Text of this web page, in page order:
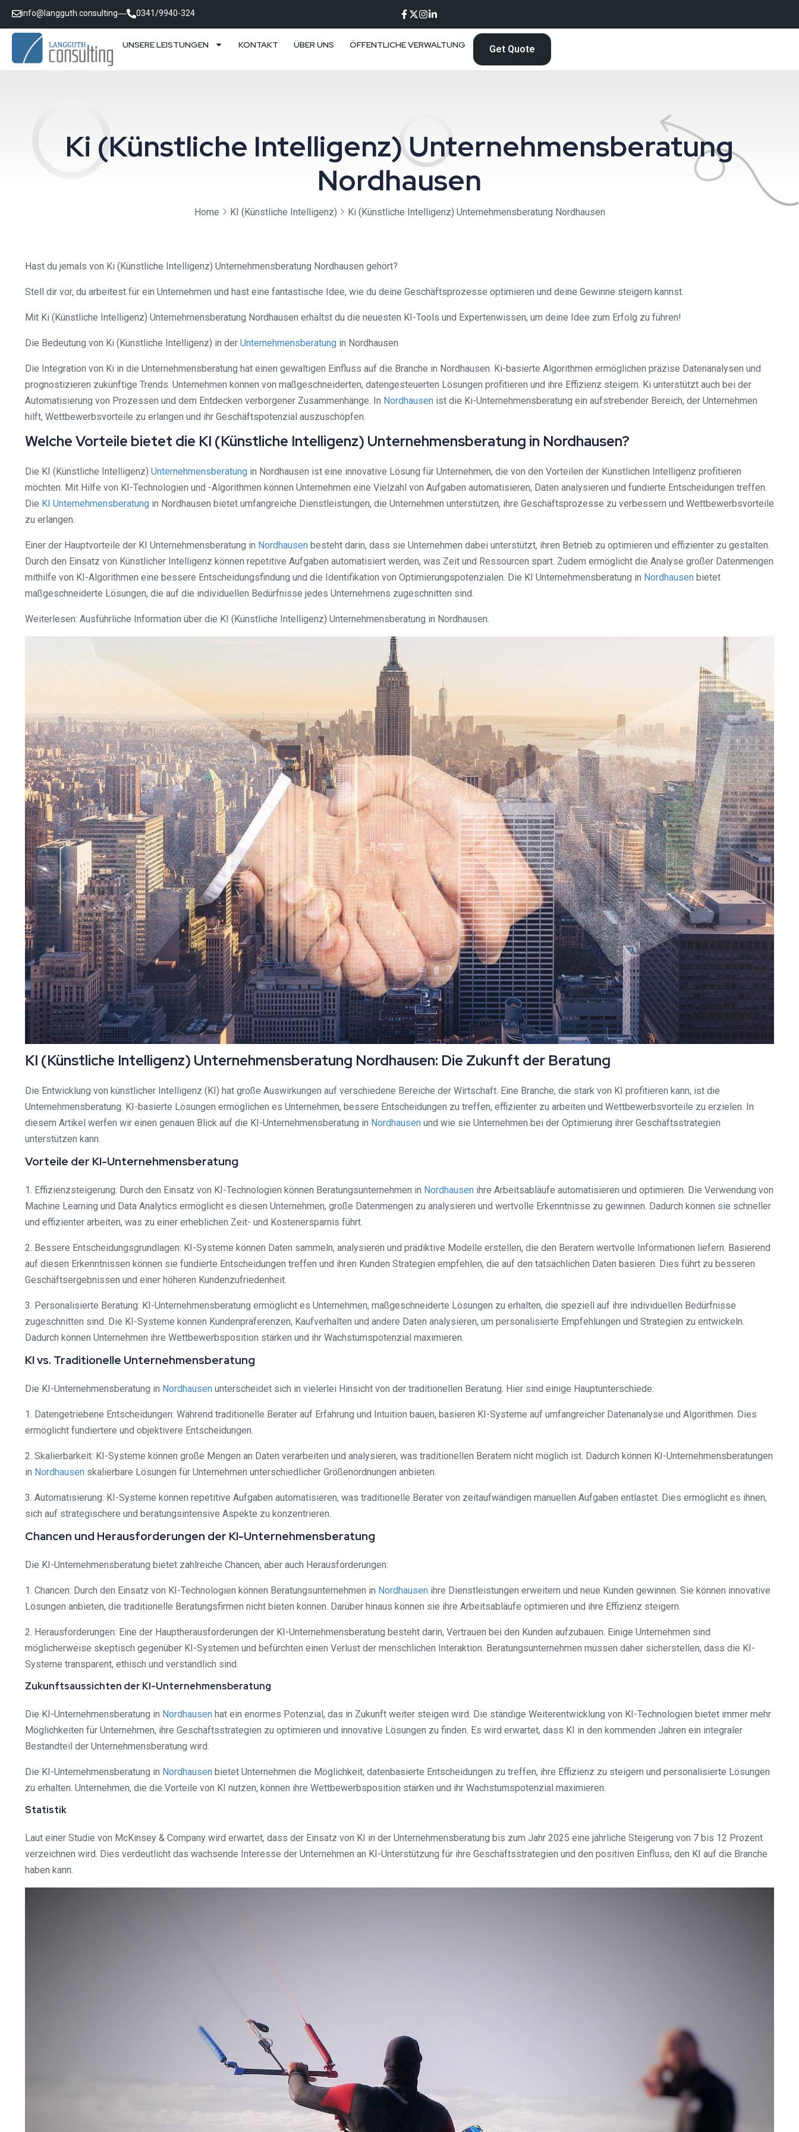
info@langguth.consulting 0341/9940-324
UNSERE LEISTUNGEN KONTAKT ÜBER UNS ÖFFENTLICHE VERWALTUNG Get Quote
Ki (Künstliche Intelligenz) Unternehmensberatung
Nordhausen
Home KI (Künstliche Intelligenz) Ki (Künstliche Intelligenz) Unternehmensberatung Nordhausen
Hast du jemals von Ki (Künstliche Intelligenz) Unternehmensberatung Nordhausen gehört?
Stell dir vor, du arbeitest für ein Unternehmen und hast eine fantastische Idee, wie du deine Geschäftsprozesse optimieren und deine Gewinne steigern kannst.
Mit Ki (Künstliche Intelligenz) Unternehmensberatung Nordhausen erhältst du die neuesten KI-Tools und Expertenwissen, um deine Idee zum Erfolg zu führen!
Die Bedeutung von Ki (Künstliche Intelligenz) in der Unternehmensberatung in Nordhausen
Die Integration von Ki in die Unternehmensberatung hat einen gewaltigen Einfluss auf die Branche in Nordhausen. Ki-basierte Algorithmen ermöglichen präzise Datenanalysen und
prognostizieren zukünftige Trends. Unternehmen können von maßgeschneiderten, datengesteuerten Lösungen profitieren und ihre Effizienz steigern. Ki unterstützt auch bei der
Automatisierung von Prozessen und dem Entdecken verborgener Zusammenhänge. In Nordhausen ist die Ki-Unternehmensberatung ein aufstrebender Bereich, der Unternehmen
hilft, Wettbewerbsvorteile zu erlangen und ihr Geschäftspotenzial auszuschöpfen.
Welche Vorteile bietet die KI (Künstliche Intelligenz) Unternehmensberatung in Nordhausen?
Die KI (Künstliche Intelligenz) Unternehmensberatung in Nordhausen ist eine innovative Lösung für Unternehmen, die von den Vorteilen der Künstlichen Intelligenz profitieren
möchten. Mit Hilfe von KI-Technologien und -Algorithmen können Unternehmen eine Vielzahl von Aufgaben automatisieren, Daten analysieren und fundierte Entscheidungen treffen.
Die KI Unternehmensberatung in Nordhausen bietet umfangreiche Dienstleistungen, die Unternehmen unterstützen, ihre Geschäftsprozesse zu verbessern und Wettbewerbsvorteile
zu erlangen.
Einer der Hauptvorteile der KI Unternehmensberatung in Nordhausen besteht darin, dass sie Unternehmen dabei unterstützt, ihren Betrieb zu optimieren und effizienter zu gestalten.
Durch den Einsatz von Künstlicher Intelligenz können repetitive Aufgaben automatisiert werden, was Zeit und Ressourcen spart. Zudem ermöglicht die Analyse großer Datenmengen
mithilfe von KI-Algorithmen eine bessere Entscheidungsfindung und die Identifikation von Optimierungspotenzialen. Die KI Unternehmensberatung in Nordhausen bietet
maßgeschneiderte Lösungen, die auf die individuellen Bedürfnisse jedes Unternehmens zugeschnitten sind.
Weiterlesen: Ausführliche Information über die KI (Künstliche Intelligenz) Unternehmensberatung in Nordhausen.
KI (Künstliche Intelligenz) Unternehmensberatung Nordhausen: Die Zukunft der Beratung
Die Entwicklung von künstlicher Intelligenz (KI) hat große Auswirkungen auf verschiedene Bereiche der Wirtschaft. Eine Branche, die stark von KI profitieren kann, ist die
Unternehmensberatung. KI-basierte Lösungen ermöglichen es Unternehmen, bessere Entscheidungen zu treffen, effizienter zu arbeiten und Wettbewerbsvorteile zu erzielen. In
diesem Artikel werfen wir einen genauen Blick auf die KI-Unternehmensberatung in Nordhausen und wie sie Unternehmen bei der Optimierung ihrer Geschäftsstrategien
unterstützen kann.
Vorteile der KI-Unternehmensberatung
1. Effizienzsteigerung: Durch den Einsatz von KI-Technologien können Beratungsunternehmen in Nordhausen ihre Arbeitsabläufe automatisieren und optimieren. Die Verwendung von
Machine Learning und Data Analytics ermöglicht es diesen Unternehmen, große Datenmengen zu analysieren und wertvolle Erkenntnisse zu gewinnen. Dadurch können sie schneller
und effizienter arbeiten, was zu einer erheblichen Zeit- und Kostenersparnis führt.
2. Bessere Entscheidungsgrundlagen: KI-Systeme können Daten sammeln, analysieren und prädiktive Modelle erstellen, die den Beratern wertvolle Informationen liefern. Basierend
auf diesen Erkenntnissen können sie fundierte Entscheidungen treffen und ihren Kunden Strategien empfehlen, die auf den tatsächlichen Daten basieren. Dies führt zu besseren
Geschäftsergebnissen und einer höheren Kundenzufriedenheit.
3. Personalisierte Beratung: KI-Unternehmensberatung ermöglicht es Unternehmen, maßgeschneiderte Lösungen zu erhalten, die speziell auf ihre individuellen Bedürfnisse
zugeschnitten sind. Die KI-Systeme können Kundenpräferenzen, Kaufverhalten und andere Daten analysieren, um personalisierte Empfehlungen und Strategien zu entwickeln.
Dadurch können Unternehmen ihre Wettbewerbsposition stärken und ihr Wachstumspotenzial maximieren.
KI vs. Traditionelle Unternehmensberatung
Die KI-Unternehmensberatung in Nordhausen unterscheidet sich in vielerlei Hinsicht von der traditionellen Beratung. Hier sind einige Hauptunterschiede:
1. Datengetriebene Entscheidungen: Während traditionelle Berater auf Erfahrung und Intuition bauen, basieren KI-Systeme auf umfangreicher Datenanalyse und Algorithmen. Dies
ermöglicht fundiertere und objektivere Entscheidungen.
2. Skalierbarkeit: KI-Systeme können große Mengen an Daten verarbeiten und analysieren, was traditionellen Beratern nicht möglich ist. Dadurch können KI-Unternehmensberatungen
in Nordhausen skalierbare Lösungen für Unternehmen unterschiedlicher Größenordnungen anbieten.
3. Automatisierung: KI-Systeme können repetitive Aufgaben automatisieren, was traditionelle Berater von zeitaufwändigen manuellen Aufgaben entlastet. Dies ermöglicht es ihnen,
sich auf strategischere und beratungsintensive Aspekte zu konzentrieren.
Chancen und Herausforderungen der KI-Unternehmensberatung
Die KI-Unternehmensberatung bietet zahlreiche Chancen, aber auch Herausforderungen:
1. Chancen: Durch den Einsatz von KI-Technologien können Beratungsunternehmen in Nordhausen ihre Dienstleistungen erweitern und neue Kunden gewinnen. Sie können innovative
Lösungen anbieten, die traditionelle Beratungsfirmen nicht bieten können. Darüber hinaus können sie ihre Arbeitsabläufe optimieren und ihre Effizienz steigern.
2. Herausforderungen: Eine der Hauptherausforderungen der KI-Unternehmensberatung besteht darin, Vertrauen bei den Kunden aufzubauen. Einige Unternehmen sind
möglicherweise skeptisch gegenüber KI-Systemen und befürchten einen Verlust der menschlichen Interaktion. Beratungsunternehmen müssen daher sicherstellen, dass die KI-
Systeme transparent, ethisch und verständlich sind.
Zukunftsaussichten der KI-Unternehmensberatung
Die KI-Unternehmensberatung in Nordhausen hat ein enormes Potenzial, das in Zukunft weiter steigen wird. Die ständige Weiterentwicklung von KI-Technologien bietet immer mehr
Möglichkeiten für Unternehmen, ihre Geschäftsstrategien zu optimieren und innovative Lösungen zu finden. Es wird erwartet, dass KI in den kommenden Jahren ein integraler
Bestandteil der Unternehmensberatung wird.
Die KI-Unternehmensberatung in Nordhausen bietet Unternehmen die Möglichkeit, datenbasierte Entscheidungen zu treffen, ihre Effizienz zu steigern und personalisierte Lösungen
zu erhalten. Unternehmen, die die Vorteile von KI nutzen, können ihre Wettbewerbsposition stärken und ihr Wachstumspotenzial maximieren.
Statistik
Laut einer Studie von McKinsey & Company wird erwartet, dass der Einsatz von KI in der Unternehmensberatung bis zum Jahr 2025 eine jährliche Steigerung von 7 bis 12 Prozent
verzeichnen wird. Dies verdeutlicht das wachsende Interesse der Unternehmen an KI-Unterstützung für ihre Geschäftsstrategien und den positiven Einfluss, den KI auf die Branche
haben kann.